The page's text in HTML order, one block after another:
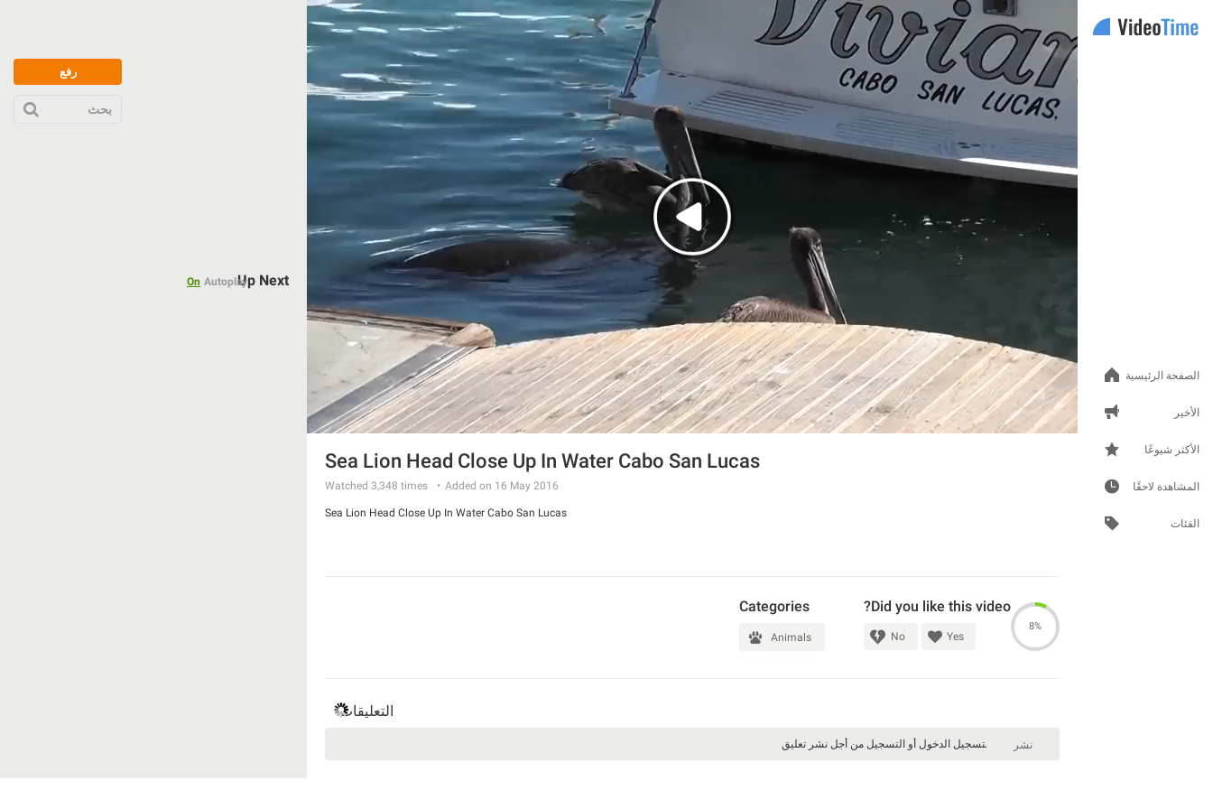
رفع
بحث
الصفحة الرئيسية
الأخير
الأكثر شيوعًا
المشاهدة لاحقًا
الفئات
480p
720p
Sea Lion Head Close Up In Water Cabo San Lucas
Added on 16 May 2016
Watched 3,348 times
Sea Lion Head Close Up In Water Cabo San Lucas
8%
Did you like this video?
Yes
No
Categories
Animals
التعليقات
Up Next
Autoplay
On